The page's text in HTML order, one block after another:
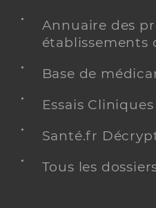
Annuaire des
établissements
Base de
Essais Cliniques
Santé.fr
Tous les